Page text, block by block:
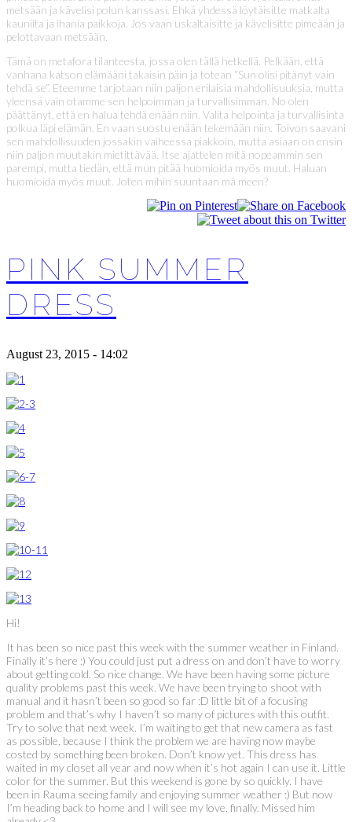
metsään ja kävelisi polun kanssasi. Ehkä yhdessä löytäisitte matkalta
kauniita ja ihania paikkoja. Jos vaan uskaltaisitte ja kävelisitte pimeään ja
pelottavaan metsään.
Tämä on metafora tilanteesta, jossa olen tällä hetkellä. Pelkään, että
vanhana katson elämääni takaisin päin ja totean “Sun olisi pitänyt vain
tehdä se”. Eteemme tarjotaan niin paljon erilaisia mahdollisuuksia, mutta
yleensä vain otamme sen helpoimman ja turvallisimman. No olen
päättänyt, että en halua tehdä enään niin. Valita helpointa ja turvallisinta
polkua läpi elämän. En vaan suostu enään tekemään niin. Toivon saavani
sen mahdollisuuden jossakin vaiheessa piakkoin, mutta asiaan on ensin
niin paljon muutakin mietittävää. Itse ajattelen mitä nopeammin sen
parempi, mutta tiedän, että mun pitää huomioida myös muut. Haluan
huomioida myös muut. Joten mihin suuntaan mä meen?
PINK SUMMER
DRESS
August 23, 2015 - 14:02
Hi!
It has been so nice past this week with the summer weather in Finland.
Finally it’s here :) You could just put a dress on and don’t have to worry
about getting cold. So nice change. We have been having some picture
quality problems past this week. We have been trying to shoot with
manual and it hasn’t been so good so far :D little bit of a focusing
problem and that’s why I haven’t so many of pictures with this outfit.
Try to solve that next week. I’m waiting to get that new camera as fast
as possible, because I think the problem we are having now maybe
costed by something been broken. Don’t know yet. This dress has
waited in my closet all year and now when it’s hot again I can use it. Little
color for the summer. But this weekend is gone by so quickly. I have
been in Rauma seeing family and enjoying summer weather :) But now
I’m heading back to home and I will see my love, finally. Missed him